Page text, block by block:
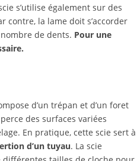
s’utilise également sur des
contre, la lame doit s’accorder
de dents. Pour une
d’un trépan et d’un foret
des surfaces variées
En pratique, cette scie sert à
d’un tuyau. La scie